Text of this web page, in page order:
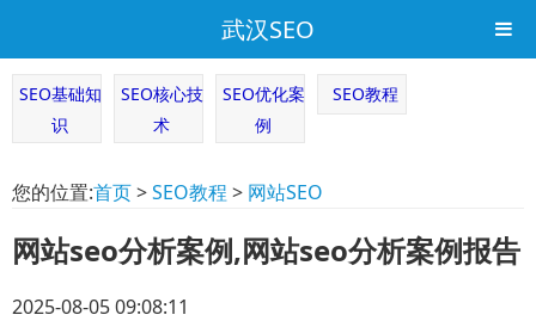
武汉SEO
SEO基础知
识
SEO核心技
术
SEO优化案
例
SEO教程
您的位置:首页>SEO教程 > 网站SEO
网站seo分析案例,网站seo分析案例报告
2025-08-05 09:08:11